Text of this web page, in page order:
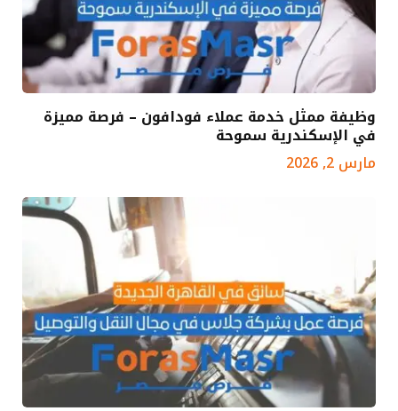
وظيفة ممثل خدمة عملاء فودافون – فرصة مميزة
في الإسكندرية سموحة
مارس 2, 2026